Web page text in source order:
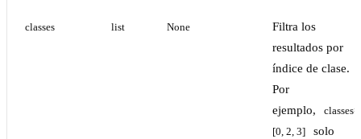
classes list None
Filtra los
resultados por
índice de clase.
Por
ejemplo,
classes=
[0, 2, 3]
solo